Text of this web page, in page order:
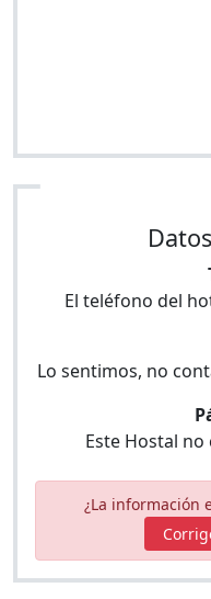
El teléfono del
Lo sentimos, no
Este Hostal
¿La información